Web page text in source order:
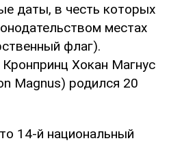
даты, в честь которых
местах
флаг).
Хокан Магнус
Magnus) родился 20
14-й национальный